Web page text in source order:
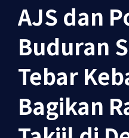
AJS dan
Buduran
Tebar
Bagikan